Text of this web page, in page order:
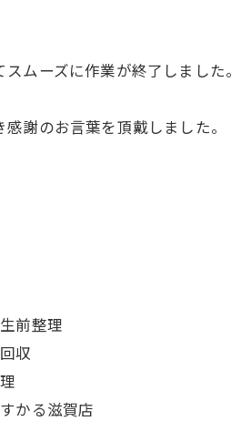
ムーズに作業が終了しました。
謝のお言葉を頂戴しました。
前整理
収
かる滋賀店